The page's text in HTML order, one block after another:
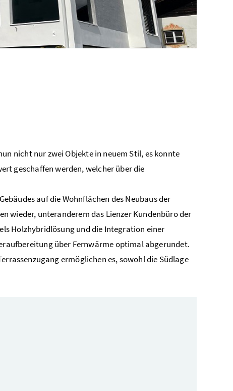
nicht nur zwei Objekte in neuem Stil, es konnte
geschaffen werden, welcher über die
auf die Wohnflächen des Neubaus der
wieder, unteranderem das Lienzer Kundenbüro der
Holzhybridlösung und die Integration einer
über Fernwärme optimal abgerundet.
ermöglichen es, sowohl die Südlage